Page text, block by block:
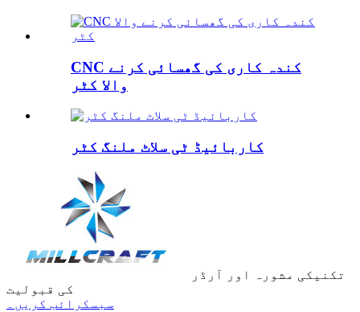
CNC کندہ کاری کی گھسائی کرنے
والا کٹر
کاربائیڈ ٹی سلاٹ ملنگ کٹر
تکنیکی مشورہ اور آرڈر
کی قبولیت
سبسکرائب کریں۔